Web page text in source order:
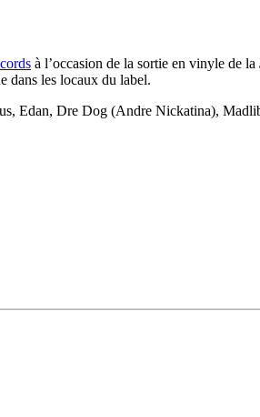
à l’occasion de la sortie en vinyle de la
dans les locaux du label.
Edan, Dre Dog (Andre Nickatina),